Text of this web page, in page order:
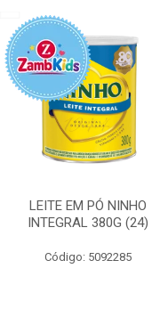
LEITE EM PÓ NINHO
INTEGRAL 380G (24)
Código: 5092285